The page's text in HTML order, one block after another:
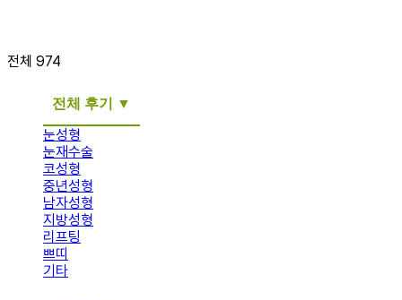
전체 974
전체 후기
눈성형
눈재수술
코성형
중년성형
남자성형
지방성형
리프팅
쁘띠
기타